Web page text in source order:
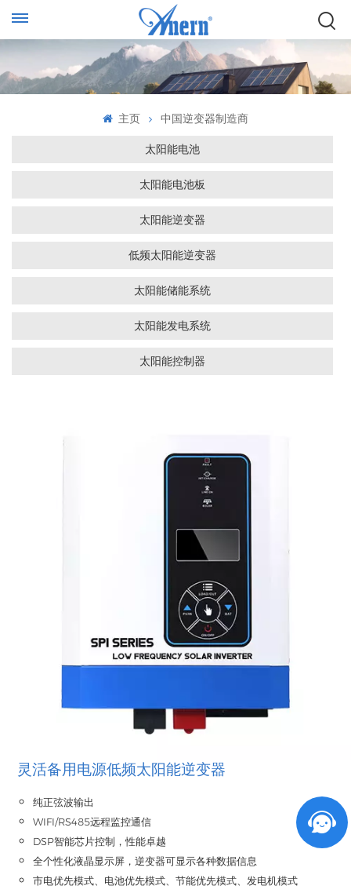
主页 中国逆变器制造商
太阳能电池
太阳能电池板
太阳能逆变器
低频太阳能逆变器
太阳能储能系统
太阳能发电系统
太阳能控制器
灵活备用电源低频太阳能逆变器
纯正弦波输出
WIFI/RS485远程监控通信
DSP智能芯片控制，性能卓越
全个性化液晶显示屏，逆变器可显示各种数据信息
市电优先模式、电池优先模式、节能优先模式、发电机模式